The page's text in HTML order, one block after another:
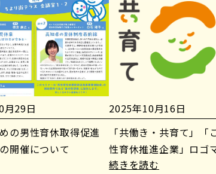
月29日
の男性育休取得促進
開催について
2025年10月16日
「共働き・共育て」「
性育休推進企業」ロゴ
使用について
続きを読む